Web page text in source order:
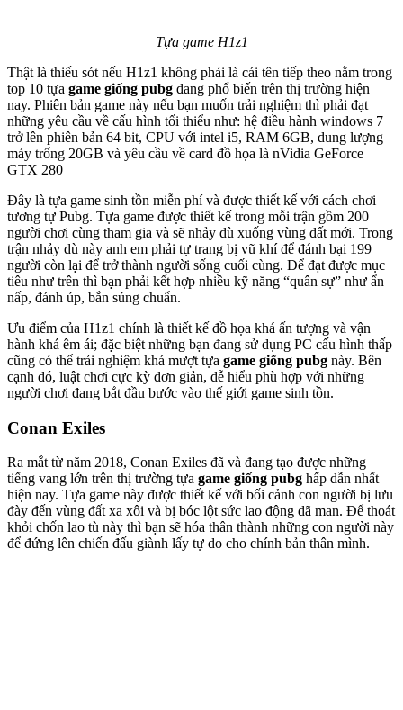
Tựa game H1z1
Thật là thiếu sót nếu H1z1 không phải là cái tên tiếp theo nằm trong
top 10 tựa game giống pubg đang phổ biến trên thị trường hiện
nay. Phiên bản game này nếu bạn muốn trải nghiệm thì phải đạt
những yêu cầu về cấu hình tối thiểu như: hệ điều hành windows 7
trở lên phiên bản 64 bit, CPU với intel i5, RAM 6GB, dung lượng
máy trống 20GB và yêu cầu về card đồ họa là nVidia GeForce
GTX 280
Đây là tựa game sinh tồn miễn phí và được thiết kế với cách chơi
tương tự Pubg. Tựa game được thiết kế trong mỗi trận gồm 200
người chơi cùng tham gia và sẽ nhảy dù xuống vùng đất mới. Trong
trận nhảy dù này anh em phải tự trang bị vũ khí để đánh bại 199
người còn lại để trở thành người sống cuối cùng. Để đạt được mục
tiêu như trên thì bạn phải kết hợp nhiều kỹ năng “quân sự” như ẩn
nấp, đánh úp, bắn súng chuẩn.
Ưu điểm của H1z1 chính là thiết kế đồ họa khá ấn tượng và vận
hành khá êm ái; đặc biệt những bạn đang sử dụng PC cấu hình thấp
cũng có thể trải nghiệm khá mượt tựa game giống pubg này. Bên
cạnh đó, luật chơi cực kỳ đơn giản, dễ hiểu phù hợp với những
người chơi đang bắt đầu bước vào thế giới game sinh tồn.
Conan Exiles
Ra mắt từ năm 2018, Conan Exiles đã và đang tạo được những
tiếng vang lớn trên thị trường tựa game giống pubg hấp dẫn nhất
hiện nay. Tựa game này được thiết kế với bối cảnh con người bị lưu
đày đến vùng đất xa xôi và bị bóc lột sức lao động dã man. Để thoát
khỏi chốn lao tù này thì bạn sẽ hóa thân thành những con người này
để đứng lên chiến đấu giành lấy tự do cho chính bản thân mình.